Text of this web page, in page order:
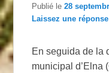
Publié le28
Laissez une réponse
En seguida de la
municipal d’Elna